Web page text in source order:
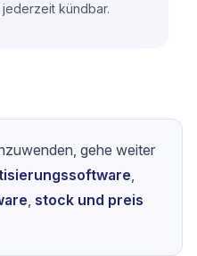
kündbar.
gehe weiter
,
, stock und preis